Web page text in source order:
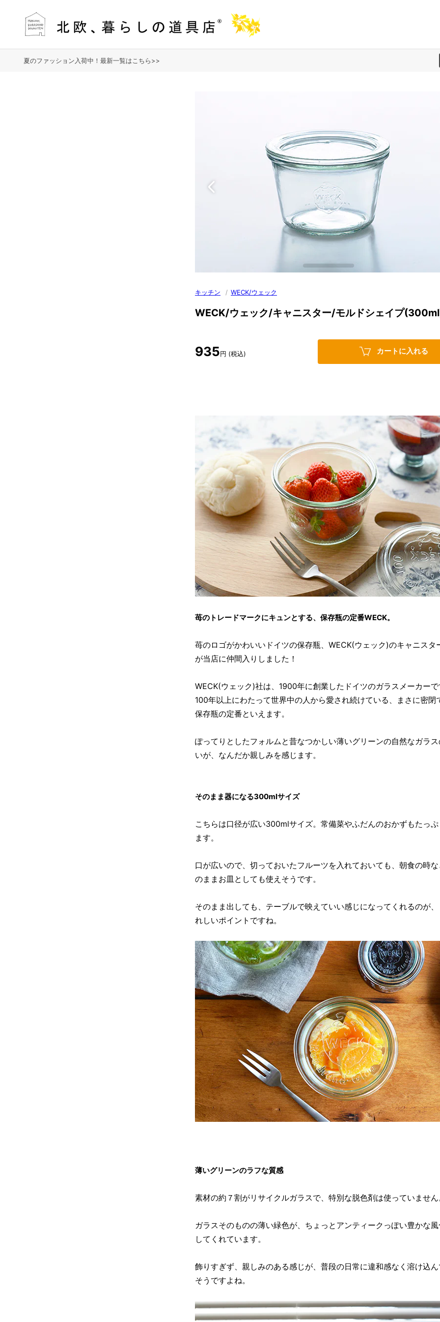
夏のファッション入荷中！最新一覧はこちら>>
キッチン / WECK/ウェック
WECK/ウェック/キャニスター/モルドシェイプ
935円 (税込) カートに入れる
苺のトレードマークにキュンとする、保存瓶の定番WECK。
苺のロゴがかわいいドイツの保存瓶、WECK(ウェック)のキャニスタ
が当店に仲間入りしました！
WECK(ウェック)社は、1900年に創業したドイツのガラスメーカー
100年以上にわたって世界中の人から愛され続けている、まさに密閉
保存瓶の定番といえます。
ぽってりとしたフォルムと昔なつかしい薄いグリーンの自然なガラ
いが、なんだか親しみを感じます。
そのまま器になる300mlサイズ
こちらは口径が広い300mlサイズ。常備菜やふだんのおかずもたっ
ます。
口が広いので、切っておいたフルーツを入れておいても、朝食の時
のままお皿としても使えそうです。
そのまま出しても、テーブルで映えていい感じになってくれるのが
れしいポイントですね。
薄いグリーンのラフな質感
素材の約７割がリサイクルガラスで、特別な脱色剤は使っていませ
ガラスそのものの薄い緑色が、ちょっとアンティークっぽい豊かな
してくれています。
飾りすぎず、親しみのある感じが、普段の日常に違和感なく溶け込
そうですよね。